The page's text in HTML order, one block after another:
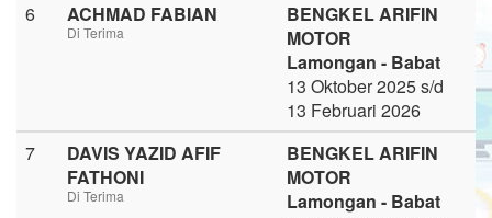
6
ACHMAD FABIAN
Di Terima
BENGKEL ARIFIN
MOTOR
Lamongan - Babat
13 Oktober 2025 s/d
13 Februari 2026
7
DAVIS YAZID AFIF
FATHONI
Di Terima
BENGKEL ARIFIN
MOTOR
Lamongan - Babat